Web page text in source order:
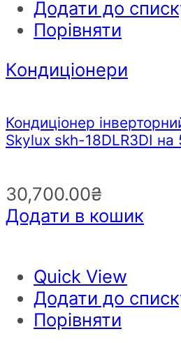
Додати до
Порівняти
Кондиціонери
Кондиціонер
Skylux skh-18DLR3DI на
30,700.00₴
Додати в кошик
Quick View
Додати до
Порівняти